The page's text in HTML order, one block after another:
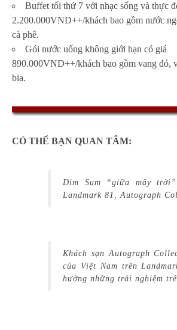
Buffet tối thứ 7 với nhạc sống và thực
2.200.000VND++/khách bao gồm nước
cà phê.
Gói nước uống không giới hạn có giá
890.000VND++/khách bao gồm vang đỏ,
bia.
CÓ THỂ BẠN QUAN TÂM:
Dim Sum “giữa mây
Landmark 81, Autograph
Khách sạn Autograph
của Việt Nam trên
hưởng những trải nghiệm